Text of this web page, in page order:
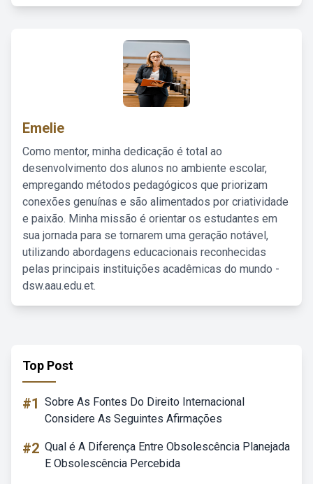
Emelie
Como mentor, minha dedicação é total ao
desenvolvimento dos alunos no ambiente escolar,
empregando métodos pedagógicos que priorizam
conexões genuínas e são alimentados por criatividade
e paixão. Minha missão é orientar os estudantes em
sua jornada para se tornarem uma geração notável,
utilizando abordagens educacionais reconhecidas
pelas principais instituições acadêmicas do mundo -
dsw.aau.edu.et.
Top Post
#1 Sobre As Fontes Do Direito Internacional
Considere As Seguintes Afirmações
#2 Qual é A Diferença Entre Obsolescência Planejada
E Obsolescência Percebida